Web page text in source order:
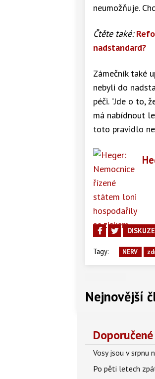
neumožňuje.
Čtěte také:
nadstandard?
Zámečník také
nebyli do
péči. "Jde o to,
má nabídnout
toto pravidlo
DISKUZE
Tagy: NERV
Nejnovější
Vosy jsou v srpnu
Po pěti letech